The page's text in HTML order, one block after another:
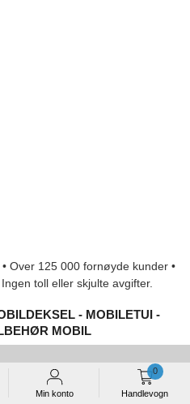
Min konto Handlevogn
0
Over 125 000 fornøyde kunder •
toll eller skjulte avgifter.
- MOBILETUI -
MOBIL